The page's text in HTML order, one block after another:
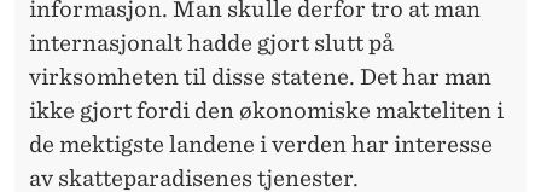
informasjon. Man skulle derfor tro at man
internasjonalt hadde gjort slutt på
virksomheten til disse statene. Det har man
ikke gjort fordi den økonomiske makteliten i
de mektigste landene i verden har interesse
av skatteparadisenes tjenester.